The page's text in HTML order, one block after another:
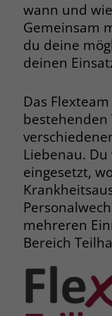
wann und
Gemeinsam
du deine
deinen
Das
bestehenden
Liebenau.
eingesetzt,
mehreren
Bereich
Name
Anbieter
Laufzeit
Zweck
Name
Anbieter
Laufzeit 1
Zweck
Zweck
Name
Anbieter
Laufzeit 1
Zweck